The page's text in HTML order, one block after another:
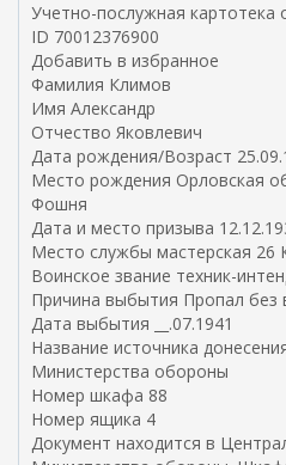
Учетно-послужная картотека
ID 70012376900
Добавить в избранное
Фамилия Климов
Имя Александр
Отчество Яковлевич
Дата рождения/Возраст
Место рождения Орловская
Фошня
Дата и место призыва
Место службы мастерская
Воинское звание техник-
Причина выбытия Пропал без
Дата выбытия __.07.1941
Название источника
Министерства обороны
Номер шкафа 88
Номер ящика 4
Документ находится в